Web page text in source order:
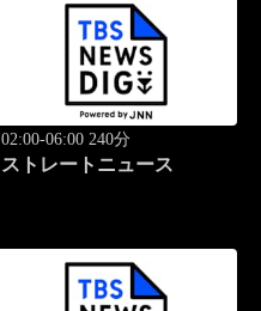
02:00-06:00 240分
ストレートニュース